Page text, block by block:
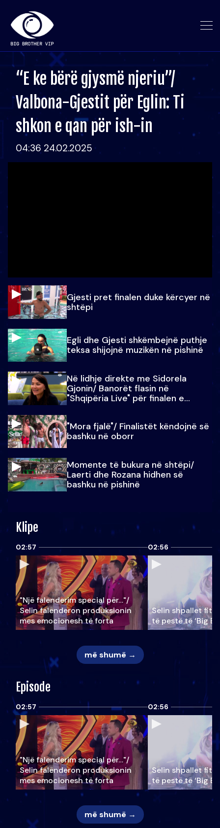
“E ke bërë gjysmë njeriu”/
Valbona-Gjestit për Eglin: Ti
shkon e qan për ish-in
04:36 24.02.2025
Gjesti pret finalen duke kërcyer në
shtëpi
Egli dhe Gjesti shkëmbejnë puthje
teksa shijojnë muzikën në pishinë
Në lidhje direkte me Sidorela
Gjonin/ Banorët flasin në
"Shqipëria Live" për finalen e
"Mora fjalë"/ Finalistët këndojnë së
bashku në oborr
Momente të bukura në shtëpi/
Laerti dhe Rozana hidhen së
bashku në pishinë
Klipe
02:57
"Një falenderim special për…"/
Selin falënderon produksionin
mes emocionesh të forta
02:56
Selin shpallet
të pestë të ‘Big
më shumë →
Episode
02:57
"Një falenderim special për…"/
Selin falënderon produksionin
mes emocionesh të forta
02:56
Selin shpallet
të pestë të ‘Big
më shumë →